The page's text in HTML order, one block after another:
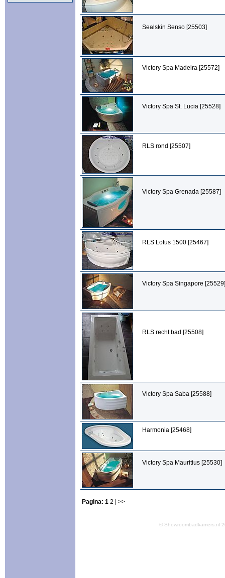
Sealskin Senso [25503]
Victory Spa Madeira [25572]
Victory Spa St. Lucia [25528]
RLS rond [25507]
Victory Spa Grenada [25587]
RLS Lotus 1500 [25467]
Victory Spa Singapore [25529]
RLS recht bad [25508]
Victory Spa Saba [25588]
Harmonia [25468]
Victory Spa Mauritius [25530]
Pagina: 1 2 | >>
©